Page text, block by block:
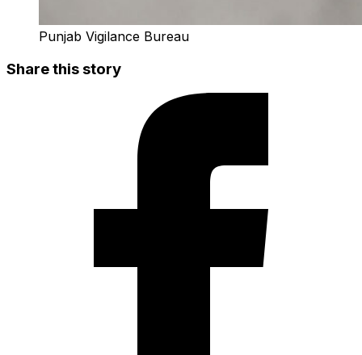
Punjab Vigilance Bureau
Share this story